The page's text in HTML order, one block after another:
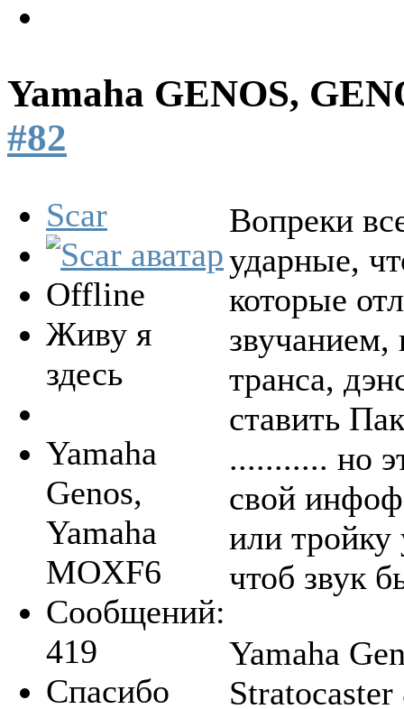
Yamaha GENOS,
#82
Scar
Offline
Живу я
здесь
Yamaha
Genos,
Yamaha
MOXF6
Сообщений:
419
Спасибо
Вопреки
ударные,
которые
транса,
ставить
........... но
свой
или
чтоб звук
Yamaha